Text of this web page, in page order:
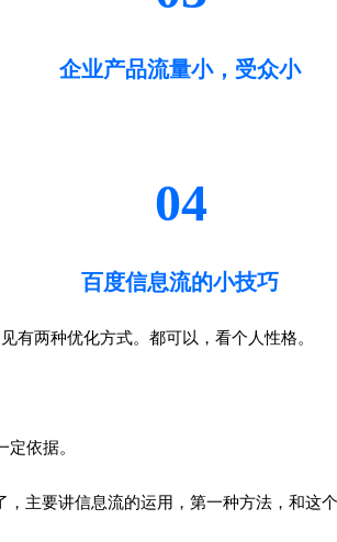
企业产品流量小，受众小
04
百度信息流的小技巧
有两种优化方式。都可以，看个人性格。
依据。
主要讲信息流的运用，第一种方法，和这